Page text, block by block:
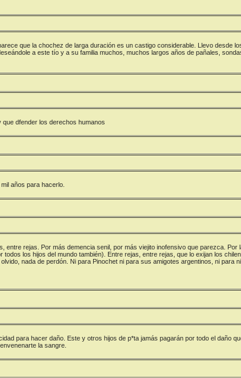
que la chochez de larga duración es un castigo considerable. Llevo desde
a este tío y a su familia muchos, muchos largos años de pañales,
dfender los derechos humanos
años para hacerlo.
entre rejas. Por más demencia senil, por más viejito inofensivo que parezca.
los hijos del mundo también). Entre rejas, entre rejas, que lo exijan los
nada de perdón. Ni para Pinochet ni para sus amigotes argentinos, ni para
para hacer daño. Este y otros hijos de p*ta jamás pagarán por todo el daño
la sangre.